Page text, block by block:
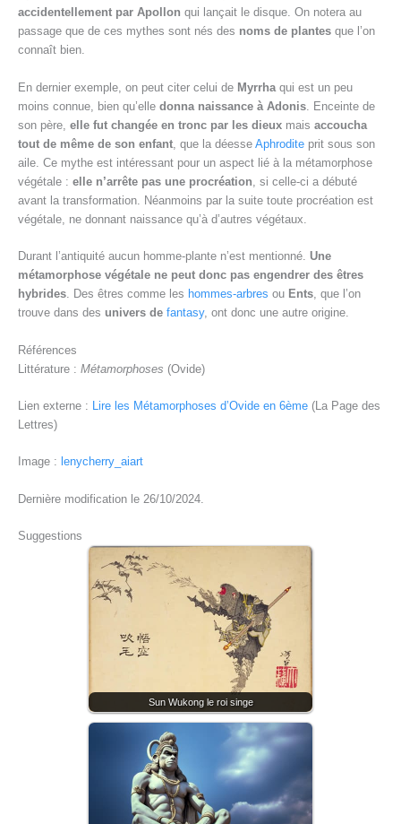
accidentellement par Apollon qui lançait le disque. On notera au
passage que de ces mythes sont nés des noms de plantes que l’on
connaît bien.
En dernier exemple, on peut citer celui de Myrrha qui est un peu
moins connue, bien qu’elle donna naissance à Adonis . Enceinte de
son père, elle fut changée en tronc par les dieux mais accoucha
tout de même de son enfant , que la déesse Aphrodite prit sous son
aile. Ce mythe est intéressant pour un aspect lié à la métamorphose
végétale : elle n’arrête pas une procréation , si celle-ci a débuté
avant la transformation. Néanmoins par la suite toute procréation est
végétale, ne donnant naissance qu’à d’autres végétaux.
Durant l’antiquité aucun homme-plante n’est mentionné. Une
métamorphose végétale ne peut donc pas engendrer des êtres
hybrides. Des êtres comme les hommes-arbres ou Ents, que l’on
trouve dans des univers de fantasy, ont donc une autre origine.
Références
Littérature : Métamorphoses (Ovide)
Lien externe : Lire les Métamorphoses d’Ovide en 6ème (La Page des
Lettres)
Image : lenycherry_aiart
Dernière modification le 26/10/2024.
Suggestions
Sun Wukong le roi singe